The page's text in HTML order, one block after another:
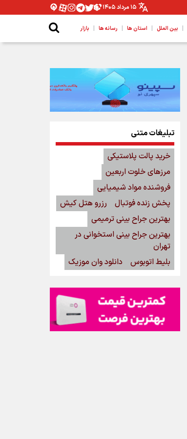
۱۵ مرداد ۱۴۰۵
| بین الملل | استان ها | رسانه ها | بازار
تبلیغات متنی
خرید پالت پلاستیکی
مرزهای خلوت اربعین
فروشنده مواد شیمیایی
پخش زنده فوتبال
رزرو هتل کیش
بهترین جراح بینی ترمیمی
بهترین جراح بینی استخوانی در
تهران
بلیط اتوبوس
دانلود وان موزیک